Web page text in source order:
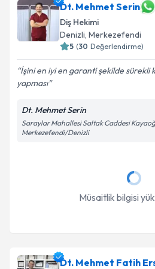
E-posta Adresiniz
Kişisel verilerimin
Takvim
Dt. Mehmet Serin
Diş Hekimi
Denizli, Merkezefendi
5 (30 Değerlendirme)
İşini en iyi en garanti şekilde sürekli
yapması
Dt. Mehmet Serin
Saraylar Mahallesi Saltak Caddesi
Merkezefendi/Denizli
Müsaitlik bilgisi
Dt. Mehmet Fatih